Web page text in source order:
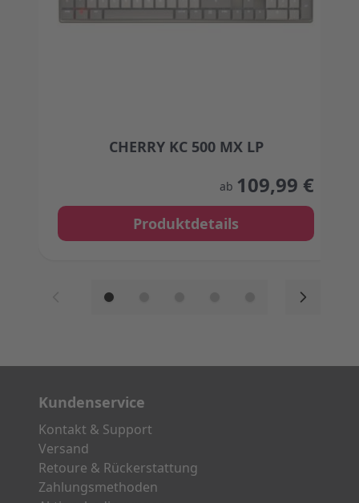
CHERRY KC 500 MX LP
ab 109,99 €
Produktdetails
Kundenservice
Kontakt & Support
Versand
Retoure & Rückerstattung
Zahlungsmethoden